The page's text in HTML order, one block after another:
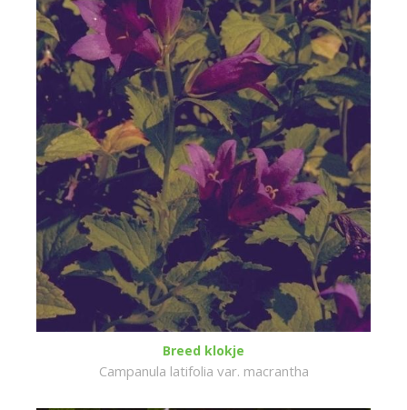
Breed klokje
Campanula latifolia var. macrantha